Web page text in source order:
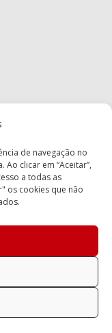
de navegação no
clicar em “Aceitar”,
a todas as
os cookies que não
SC - Governo de